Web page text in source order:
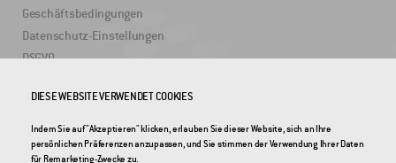
Geschäftsbedingungen
Datenschutz-Einstellungen
DSGVO
2DRoad
DIESE WEBSITE VERWENDET COOKIES
Indem Sie auf "Akzeptieren" klicken, erlauben Sie dieser Website, sich an Ihre
persönlichen Präferenzen anzupassen, und Sie stimmen der Verwendung Ihrer Daten
für Remarketing-Zwecke zu.